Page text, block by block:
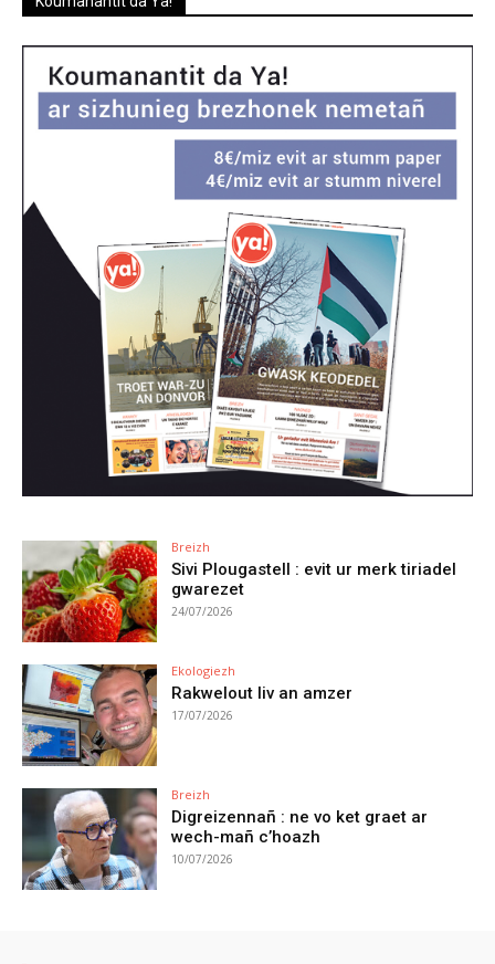
Breizh
Sivi Plougastell : evit ur merk tiriadel
gwarezet
24/07/2026
Ekologiezh
Rakwelout liv an amzer
17/07/2026
Breizh
Digreizennañ : ne vo ket graet ar
wech-mañ c’hoazh
10/07/2026